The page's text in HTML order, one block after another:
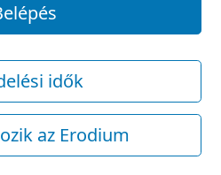
idők
az Erodium